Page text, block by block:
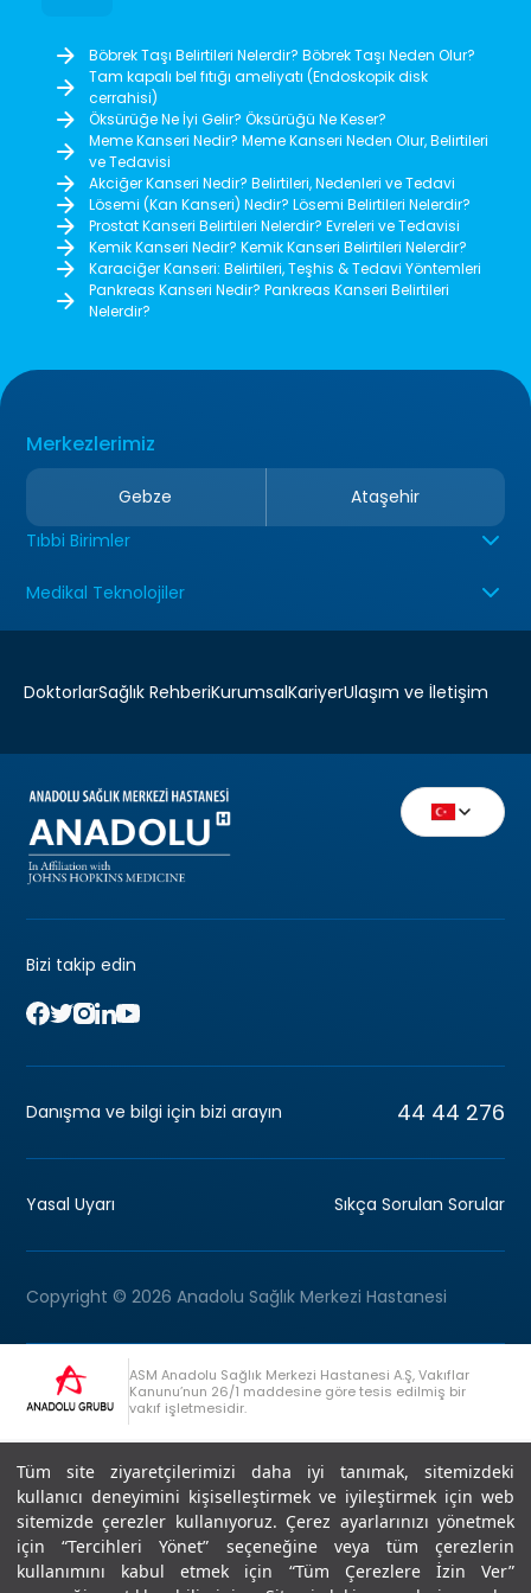
Tüm site ziyaretçilerimizi daha iyi tanımak, sitemizdeki
kullanıcı deneyimini kişiselleştirmek ve iyileştirmek için web
sitemizde çerezler kullanıyoruz. Çerez ayarlarınızı yönetmek
için “Tercihleri Yönet” seçeneğine veya tüm çerezlerin
kullanımını kabul etmek için “Tüm Çerezlere İzin Ver”
Böbrek Taşı Belirtileri Nelerdir? Böbrek Taşı Neden Olur?
Tam kapalı bel fıtığı ameliyatı (Endoskopik disk
cerrahisi)
Öksürüğe Ne İyi Gelir? Öksürüğü Ne Keser?
Meme Kanseri Nedir? Meme Kanseri Neden Olur, Belirtileri
ve Tedavisi
Akciğer Kanseri Nedir? Belirtileri, Nedenleri ve Tedavi
Lösemi (Kan Kanseri) Nedir? Lösemi Belirtileri Nelerdir?
Prostat Kanseri Belirtileri Nelerdir? Evreleri ve Tedavisi
Kemik Kanseri Nedir? Kemik Kanseri Belirtileri Nelerdir?
Karaciğer Kanseri: Belirtileri, Teşhis & Tedavi Yöntemleri
Pankreas Kanseri Nedir? Pankreas Kanseri Belirtileri
Nelerdir?
Merkezlerimiz
Gebze
Ataşehir
Tıbbi Birimler
Medikal Teknolojiler
DoktorlarSağlık RehberiKurumsalKariyerUlaşım ve İletişim
Bizi takip edin
Danışma ve bilgi için bizi arayın 44 44 276
Yasal Uyarı Sıkça Sorulan Sorular
Copyright © 2026 Anadolu Sağlık Merkezi Hastanesi
ASM Anadolu Sağlık Merkezi Hastanesi A.Ş, Vakıflar
Kanunu’nun 26/1 maddesine göre tesis edilmiş bir
vakıf işletmesidir.
Anadolu Grubu Danışma Hattı +90 (262) 678 54 00